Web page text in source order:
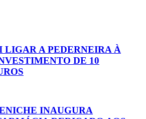
LIGAR A PEDERNEIRA À
DE 10
INAUGURA